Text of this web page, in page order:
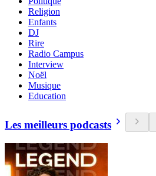
Religion
Enfants
DJ
Rire
Radio Campus
Interview
Noël
Musique
Education
Les meilleurs podcasts